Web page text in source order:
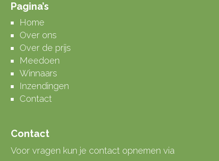
Pagina’s
Home
Over ons
Over de prijs
Meedoen
Winnaars
Inzendingen
Contact
Contact
Voor vragen kun je contact opnemen via